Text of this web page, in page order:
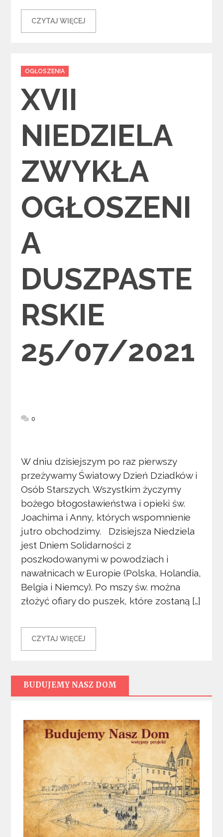
CZYTAJ WIĘCEJ
Categories
OGŁOSZENIA
XVII
NIEDZIELA
ZWYKŁA
OGŁOSZENI
A
DUSZPASTE
RSKIE
25/07/2021
0
W dniu dzisiejszym po raz pierwszy
przeżywamy Światowy Dzień Dziadków i
Osób Starszych. Wszystkim życzymy
bożego błogosławieństwa i opieki św.
Joachima i Anny, których wspomnienie
jutro obchodzimy. Dzisiejsza Niedziela
jest Dniem Solidarności z
poszkodowanymi w powodziach i
nawałnicach w Europie (Polska, Holandia,
Belgia i Niemcy). Po mszy św. można
złożyć ofiary do puszek, które zostaną […]
CZYTAJ WIĘCEJ
BUDUJEMY NASZ DOM